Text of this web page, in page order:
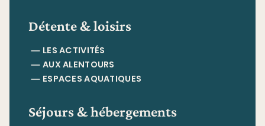
Détente & loisirs
LES ACTIVITÉS
AUX ALENTOURS
ESPACES AQUATIQUES
Séjours & hébergements